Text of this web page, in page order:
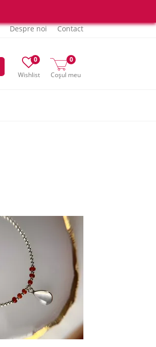
Despre noi Contact
Wishlist
0
Coșul meu
0